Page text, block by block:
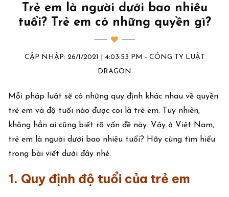
Trẻ em là người dưới bao nhiêu
tuổi? Trẻ em có những quyền gì?
CẬP NHẬP: 26/1/2021 | 4:03:53 PM - CÔNG TY LUẬT
DRAGON
Mỗi pháp luật sẽ có những quy định khác nhau về quyền
trẻ em và độ tuổi nào được coi là trẻ em. Tuy nhiên,
không hẳn ai cũng biết rõ vấn đề này. Vậy ở Việt Nam,
trẻ em là người dưới bao nhiêu tuổi? Hãy cùng tìm hiểu
trong bài viết dưới đây nhé.
1. Quy định độ tuổi của trẻ em